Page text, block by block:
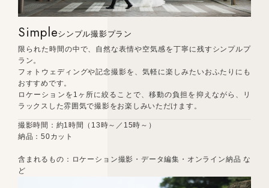
Simpleシンプル撮影プラン
限られた時間の中で、自然な表情や空気感を丁寧に残すシンプルプ
ラン。
フォトウェディングや記念撮影を、気軽に楽しみたいおふたりにも
おすすめです。
ロケーションを1ヶ所に絞ることで、移動の負担を抑えながら、リ
ラックスした雰囲気で撮影をお楽しみいただけます。
撮影時間：約1時間（13時～／15時～）
納品：50カット
含まれるもの：ロケーション撮影・データ編集・オンライン納品 な
ど